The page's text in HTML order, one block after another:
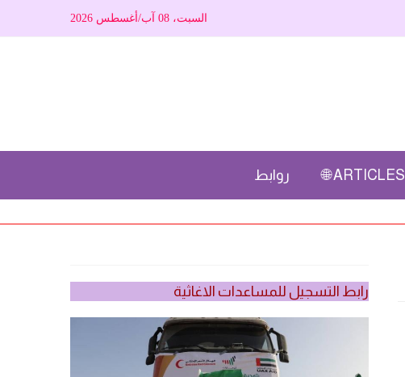
السبت، 08 آب/أغسطس 2026
ARTICLES 🌐 روابط
رابط التسجيل للمساعدات الاغاثية